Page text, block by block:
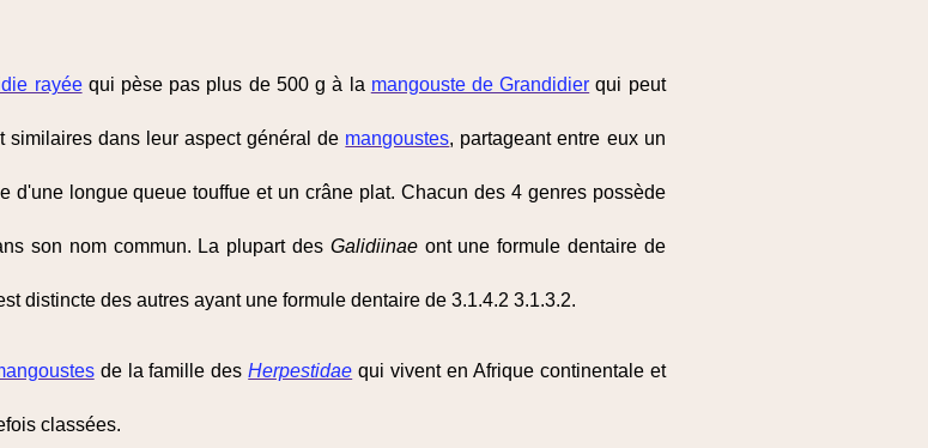
rayéequi pèse pas plus de 500 g à la mangouste de Grandidier qui peut
similaires dans leur aspect général de mangoustes, partageant entre eux un
d'une longue queue touffue et un crâne plat. Chacun des 4 genres possède
son nom commun. La plupart des Galidiinaeont une formule dentaire de
distincte des autres ayant une formule dentaire de 3.1.4.2 3.1.3.2.
de la famille desHerpestidae qui vivent en Afrique continentale et
classées.